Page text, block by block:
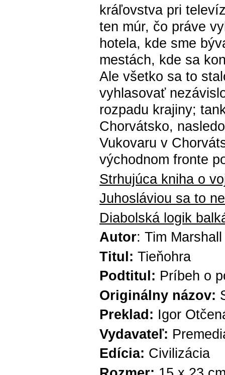
kráľovstva pri
ten múr, čo práve
hotela, kde sme
mestách, kde sa
Ale všetko sa to
vyhlasovať
rozpadu krajiny;
Chorvátsko,
Vukovaru v
východnom fronte
Strhujúca kniha o
Juhosláviou sa to
Diabolská logik
Autor: Tim Marshall
Titul: Tieňohra
Podtitul: Príbeh o
Originálny názov:
Preklad: Igor
Vydavateľ:
Edícia: Civilizácia